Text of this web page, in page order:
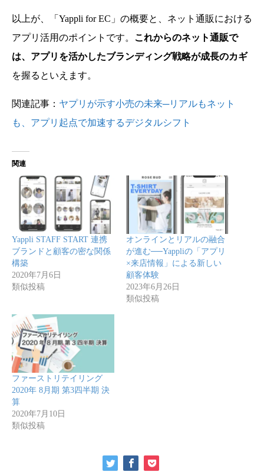
以上が、「Yappli for EC」の概要と、ネット通販における
アプリ活用のポイントです。 これからのネット通販で
は、アプリを活かしたブランディング戦略が成長のカギ
を握るといえます。
関連記事： ヤプリが示す小売の未来─リアルもネット
も、アプリ起点で加速するデジタルシフト
関連
Yappli STAFF START 連携
ブランドと顧客の密な関係
構築
2020年7月6日
類似投稿
オンラインとリアルの融合
が進む──Yappliの「アプリ
×来店情報」による新しい
顧客体験
2023年6月26日
類似投稿
ファーストリテイリング
2020年 8月期 第3四半期 決
算
2020年7月10日
類似投稿